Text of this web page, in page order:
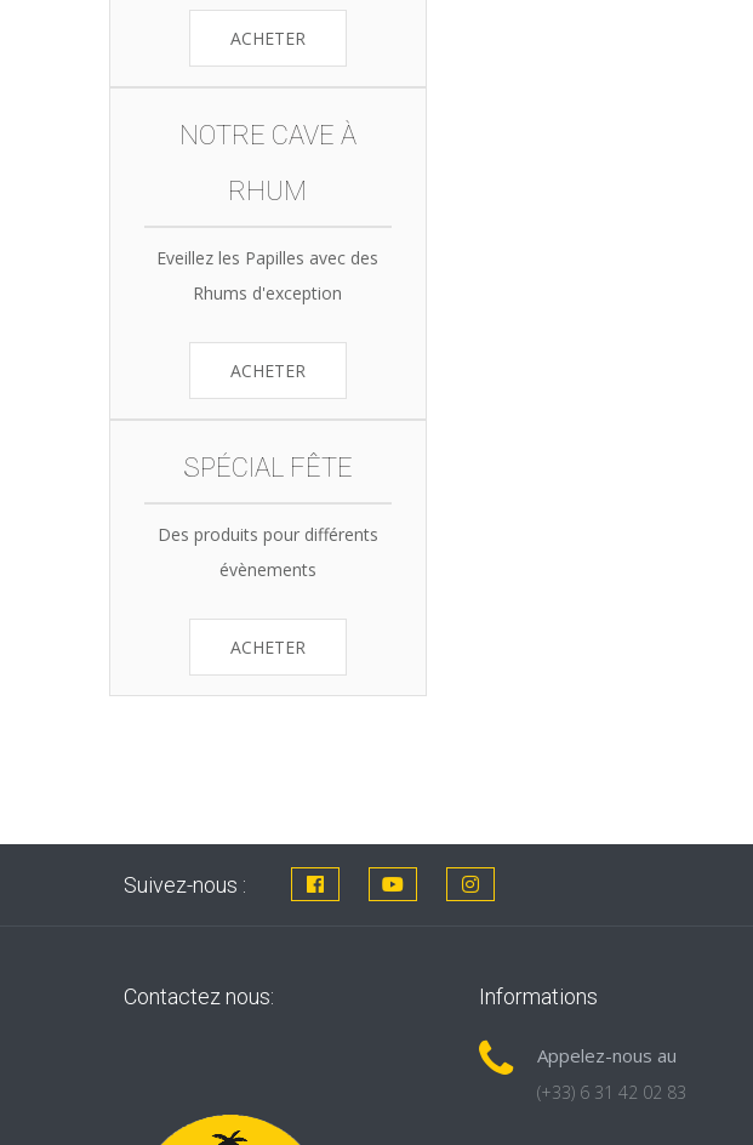
ACHETER
NOTRE CAVE À
RHUM
Eveillez les Papilles avec des
Rhums d'exception
ACHETER
SPÉCIAL FÊTE
Des produits pour différents
évènements
ACHETER
Suivez-nous :
Contactez nous: Informations
Appelez-nous au
(+33) 6 31 42 02 83